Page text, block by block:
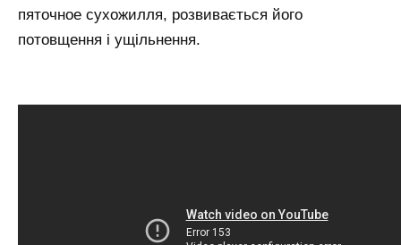
пяточное сухожилля, розвивається його
потовщення і ущільнення.